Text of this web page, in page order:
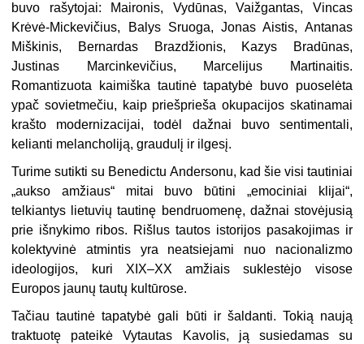
buvo rašytojai: Maironis, Vydūnas, Vaižgantas, Vincas
Krėvė-Mickevičius, Balys Sruoga, Jonas Aistis, Antanas
Miškinis, Bernardas Brazdžionis, Kazys Bradūnas,
Justinas Marcinkevičius, Marcelijus Martinaitis.
Romantizuota kaimiška tautinė tapatybė buvo puoselėta
ypač sovietmečiu, kaip priešprieša okupacijos skatinamai
krašto modernizacijai, todėl dažnai buvo sentimentali,
kelianti melancholiją, graudulį ir ilgesį.
Turime sutikti su Benedictu Andersonu, kad šie visi tautiniai
„aukso amžiaus“ mitai buvo būtini „emociniai klijai“,
telkiantys lietuvių tautinę bendruomenę, dažnai stovėjusią
prie išnykimo ribos. Rišlus tautos istorijos pasakojimas ir
kolektyvinė atmintis yra neatsiejami nuo nacionalizmo
ideologijos, kuri XIX–XX amžiais suklestėjo visose
Europos jaunų tautų kultūrose.
Tačiau tautinė tapatybė gali būti ir šaldanti. Tokią naują
traktuotę pateikė Vytautas Kavolis, ją susiedamas su